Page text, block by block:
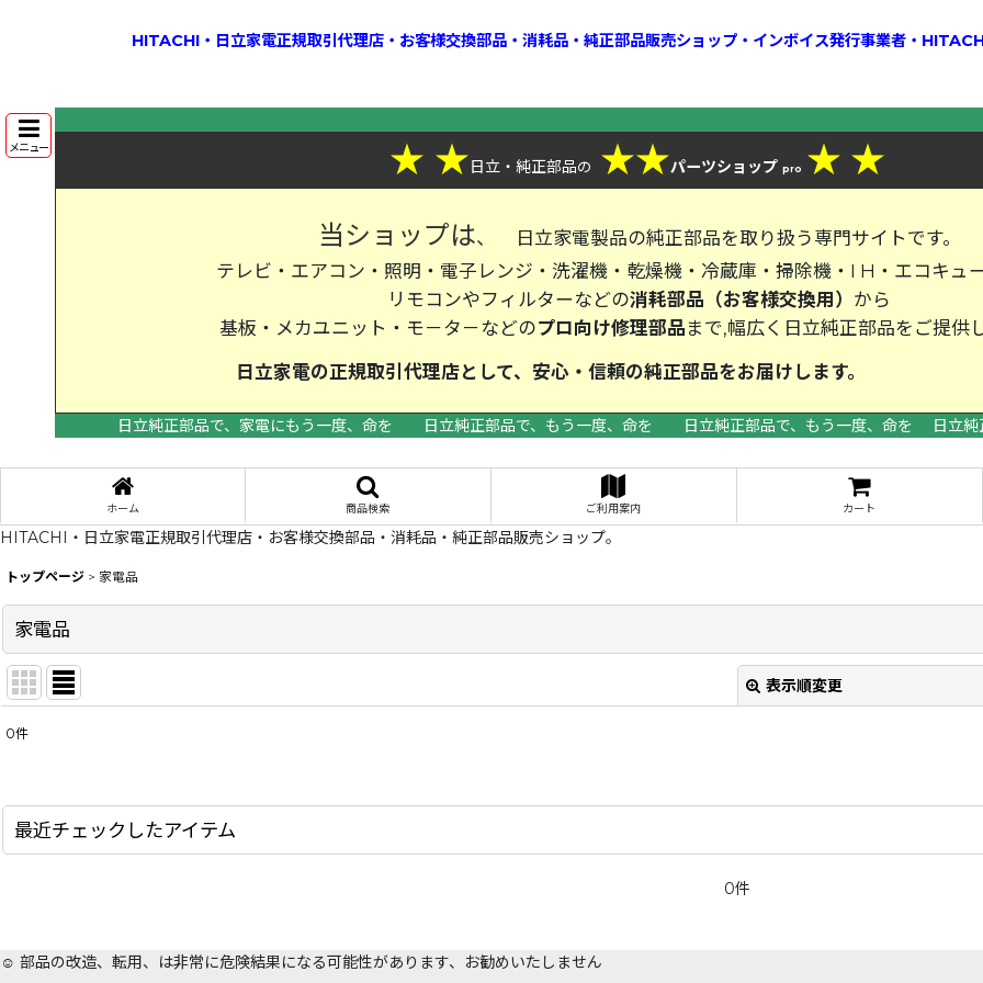
HITACHI・日立家電正規取引代理店・お客様交換部品・消耗品・純正部品販売ショップ・インボイス発行事業者・
メニュー ★ ★日立・純正部品の ★★パーツショップ pro ★ ★
当ショップは、
日立家電製品の純正部品を取り扱う専門サイトです。
テレビ・エアコン・照明・電子レンジ・洗濯機・乾燥機・冷蔵庫・掃除機・I H・エコキュ
リモコンやフィルターなどの消耗部品（お客様交換用） から
基板・メカユニット・モ－タ－などのプロ向け修理部品 まで,幅広く日立純正部品をご提供
日立家電の正規取引代理店として、安心・信頼の純正部品をお届
日立純正部品で、家電にもう一度、命を
日立純正部品で、もう一度、命を 日立純正部品で、もう一度、命を 日立純
ホーム 商品検索 ご利用案内 カート
HITACHI・日立家電正規取引代理店・お客様交換部品・消耗品・純正部品販売ショップ。
トップページ > 家電品
家電品
表示順変更
0件
最近チェックしたアイテム
0件
☺️ 部品の改造、転用、は非常に危険結果になる可能性があります、お勧めいたしません